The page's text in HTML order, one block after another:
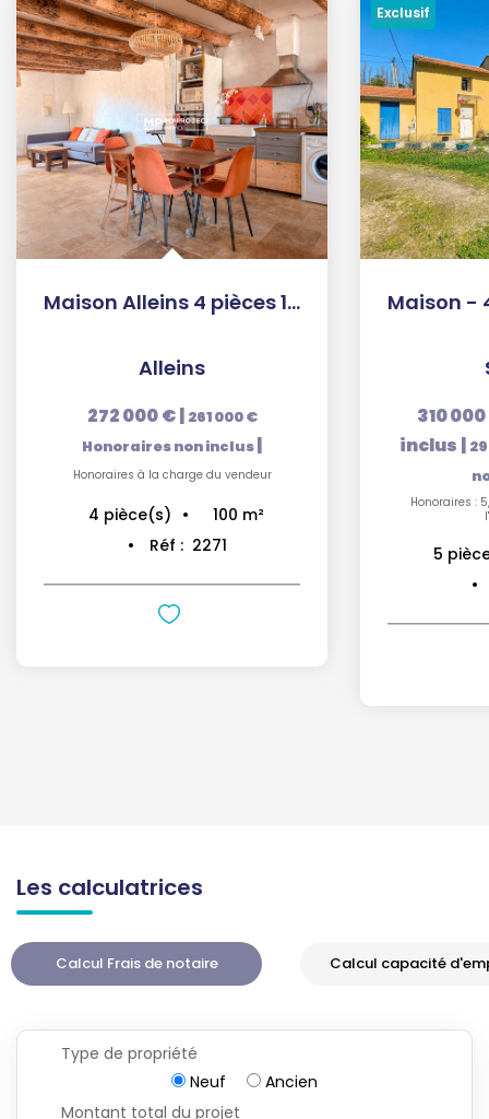
Maison Alleins 4 pièces 100 m2
Alleins
272 000 €| 261 000 €
Honoraires non inclus|
Honoraires à la charge du vendeur
4 pièce(s) 100 m²
Réf : 2271
Exclusif
310
inclus |
Honoraires :
5
Les calculatrices
Calcul Frais de notaire Calcul capacité